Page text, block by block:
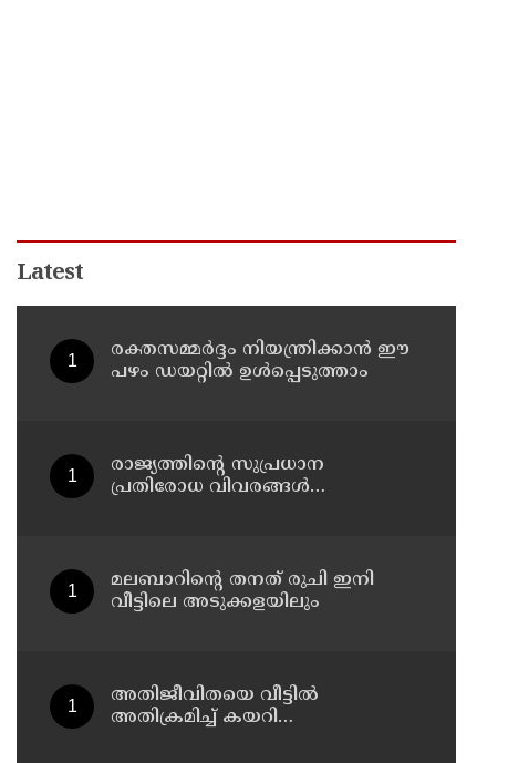
Latest
രക്തസമ്മർദ്ദം നിയന്ത്രിക്കാൻ ഈ
പഴം ഡയറ്റിൽ ഉൾപ്പെടുത്താം
രാജ്യത്തിന്റെ സുപ്രധാന
പ്രതിരോധ വിവരങ്ങൾ
മലബാറിന്റെ തനത് രുചി ഇനി
വീട്ടിലെ അടുക്കളയിലും
അതിജീവിതയെ വീട്ടിൽ
അതിക്രമിച്ച് കയറി